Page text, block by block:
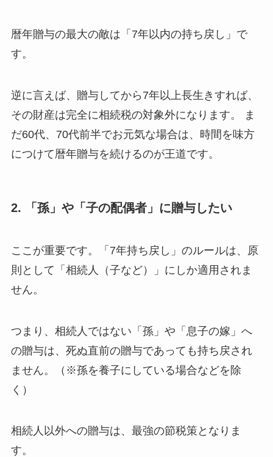
暦年贈与の最大の敵は「7年以内の持ち戻し」で
す。
逆に言えば、贈与してから7年以上長生きすれば、
その財産は完全に相続税の対象外になります。 ま
だ60代、70代前半でお元気な場合は、時間を味方
につけて暦年贈与を続けるのが王道です。
2. 「孫」や「子の配偶者」に贈与したい
ここが重要です。「7年持ち戻し」のルールは、原
則として「相続人（子など）」にしか適用されま
せん。
つまり、相続人ではない「孫」や「息子の嫁」へ
の贈与は、死ぬ直前の贈与であっても持ち戻され
ません。（※孫を養子にしている場合などを除
く）
相続人以外への贈与は、最強の節税策となりま
す。